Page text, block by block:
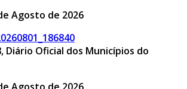
Agosto de 2026
Diário Oficial dos Municípios do